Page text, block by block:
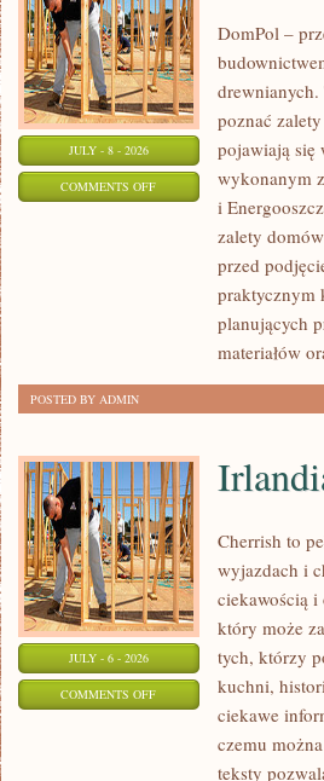
JULY - 8 - 2026
COMMENTS OFFON
FORMALNOŚCI
DomPol –
poznać
pojawiają się
wykonanym
i
zalety
przed
praktycznym
planujących
materiałów
POSTED BY ADMIN
JULY - 6 - 2026
COMMENTS OFFON
Cherrish to
wyjazdach i
ciekawością
który może
tych, którzy
kuchni,
ciekawe
czemu
teksty